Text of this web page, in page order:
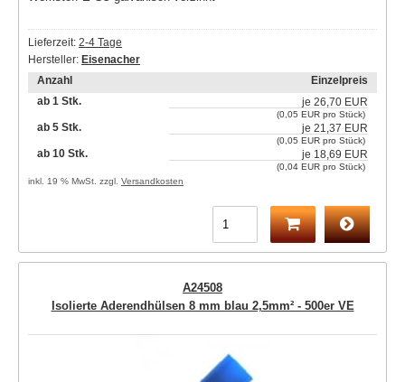
Lieferzeit: 2-4 Tage
Hersteller: Eisenacher
Anzahl
Einzelpreis
ab 1 Stk.
je 26,70 EUR
(0,05 EUR pro Stück)
ab 5 Stk. je 21,37 EUR
(0,05 EUR pro Stück)
ab 10 Stk. je 18,69 EUR
(0,04 EUR pro Stück)
inkl. 19 % MwSt. zzgl. Versandkosten
A24508
Isolierte Aderendhülsen 8 mm blau 2,5mm² - 500er VE